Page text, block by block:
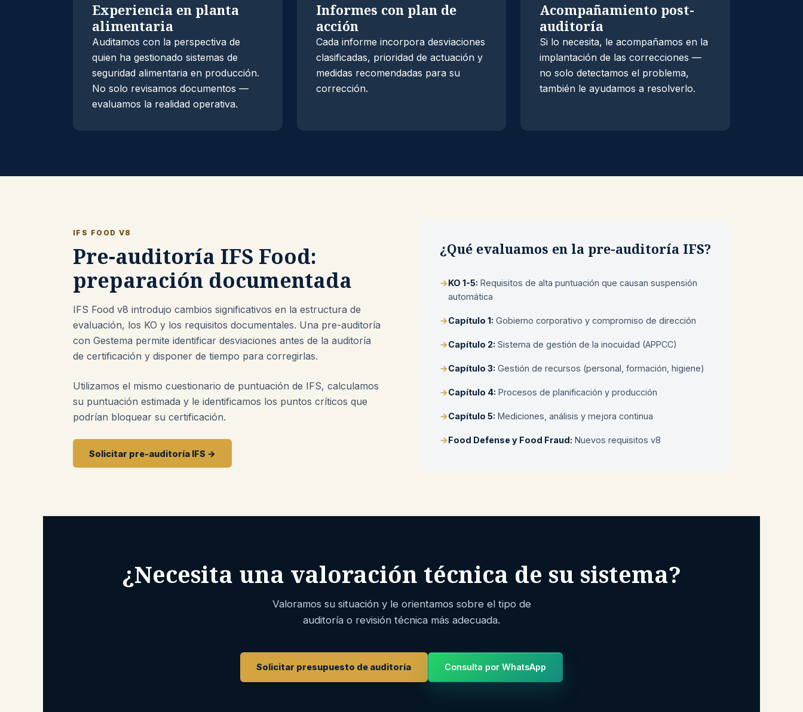
Experiencia en planta
alimentaria
Auditamos con la perspectiva de
quien ha gestionado sistemas de
seguridad alimentaria en producción.
No solo revisamos documentos —
evaluamos la realidad operativa.
Informes con plan de
acción
Cada informe incorpora desviaciones
clasificadas, prioridad de actuación y
medidas recomendadas para su
corrección.
Acompañamiento post-
auditoría
Si lo necesita, le acompañamos en la
implantación de las correcciones —
no solo detectamos el problema,
también le ayudamos a resolverlo.
IFS FOOD V8
Pre-auditoría IFS Food:
preparación documentada
IFS Food v8 introdujo cambios significativos en la estructura de
evaluación, los KO y los requisitos documentales. Una pre-auditoría
con Gestema permite identificar desviaciones antes de la auditoría
de certificación y disponer de tiempo para corregirlas.
Utilizamos el mismo cuestionario de puntuación de IFS, calculamos
su puntuación estimada y le identificamos los puntos críticos que
podrían bloquear su certificación.
Solicitar pre-auditoría IFS →
¿Qué evaluamos en la pre-auditoría IFS?
→KO 1-5: Requisitos de alta puntuación que causan suspensión
automática
→Capítulo 1: Gobierno corporativo y compromiso de dirección
→Capítulo 2: Sistema de gestión de la inocuidad (APPCC)
→Capítulo 3: Gestión de recursos (personal, formación, higiene)
→Capítulo 4: Procesos de planificación y producción
→Capítulo 5: Mediciones, análisis y mejora continua
→Food Defense y Food Fraud: Nuevos requisitos v8
¿Necesita una valoración técnica de su sistema?
Valoramos su situación y le orientamos sobre el tipo de
auditoría o revisión técnica más adecuada.
Solicitar presupuesto de auditoría Consulta por WhatsApp